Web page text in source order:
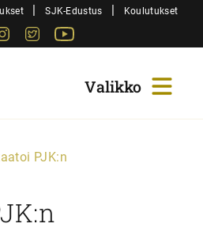
| SJK-Edustus | Koulutukset
Instagram
Twitter
PJK:n